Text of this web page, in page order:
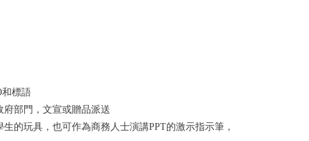
和標語
部門，文宣或贈品派送
的玩具，也可作為商務人士演講PPT的激示指示筆，